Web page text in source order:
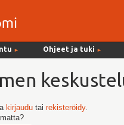
► Ohjeet ja tuki ►
kirjaudu tairekisteröidy.